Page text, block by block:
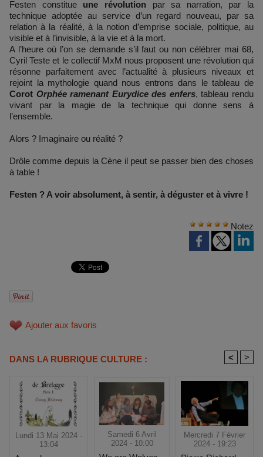
Festen constitue une révolution par sa narration, par la
technique adoptée au service d’un regard nouveau, par sa
relation à la réalité, à la notion d’emprise sociale, politique, au
visible et à l’invisible, à la vie et à la mort.
A l’heure où l’on se demande s’il faut ou non célébrer mai 68,
Cyril Teste et le collectif MxM nous proposent une révolution qui
résonne parfaitement avec l’actualité à plusieurs niveaux et
rejoint la mythologie quand nous entrons dans le tableau de
Corot Orphée ramenant Eurydice des enfers, tableau rendu
vivant par la magie de la technique qui donne sens à
l’ensemble.
Alors ? Imaginaire ou réalité ?
Drôle comme depuis la Cène il peut se passer bien des choses
à table !
Festen ? A voir absolument, à sentir, à déguster et à vivre !
Notez
Ajouter aux favoris
DANS LA RUBRIQUE CULTURE : < >
Lundi 13 Mai 2024 -
13:04
Samedi 6 Avril
2024 - 10:00
Mercredi 7 Février
2024 - 19:23